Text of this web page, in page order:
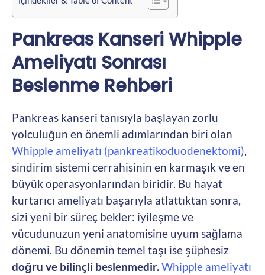
Pankreas Kanseri Whipple
Ameliyatı Sonrası
Beslenme Rehberi
Pankreas kanseri tanısıyla başlayan zorlu
yolculuğun en önemli adımlarından biri olan
Whipple ameliyatı (pankreatikoduodenektomi)
sindirim sistemi cerrahisinin en karmaşık ve en
büyük operasyonlarından biridir. Bu hayat
kurtarıcı ameliyatı başarıyla atlattıktan sonra,
sizi yeni bir süreç bekler: iyileşme ve
vücudunuzun yeni anatomisine uyum sağlama
dönemi. Bu dönemin temel taşı ise şüphesiz
doğru ve bilinçli beslenmedir.Whipple ameliyatı